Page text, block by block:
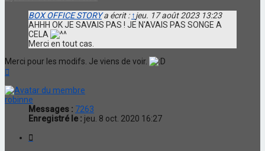
BOX OFFICE STORYa écrit : ↑jeu. 17 août 2023 13:23
AHHH OK JE SAVAIS PAS ! JE N'AVAIS PAS SONGE A
CELA
Merci en tout cas.
Merci pour les modifs. Je viens de voir.
robinne
Messages : 7263
Enregistré le : jeu. 8 oct. 2020 16:27